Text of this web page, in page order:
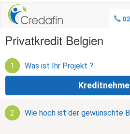
Privatkredit Belgien
1 Was ist Ihr Projekt ?
2 Wie hoch ist der gewünschte